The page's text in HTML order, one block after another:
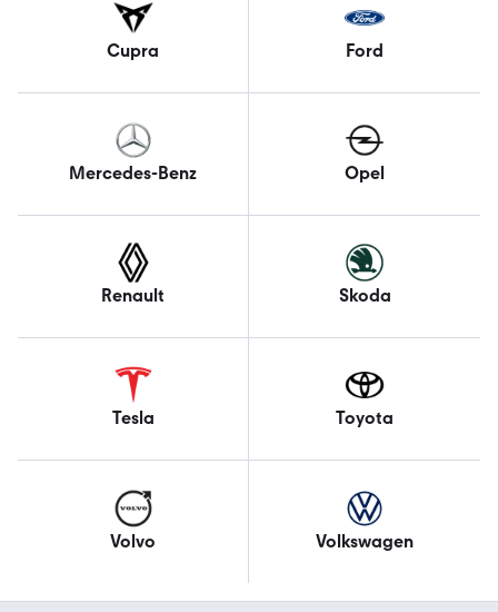
Cupra Ford
Mercedes-Benz Opel
Renault Skoda
Tesla Toyota
Volvo Volkswagen